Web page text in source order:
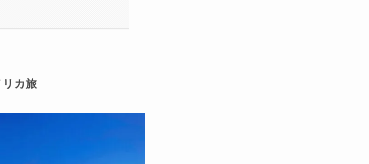
カ旅